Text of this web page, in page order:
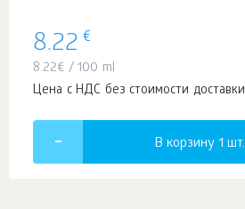
8.22 €
8.22€ / 100 ml
Цена с НДС без стоимости доставки
В корзину 1 шт.